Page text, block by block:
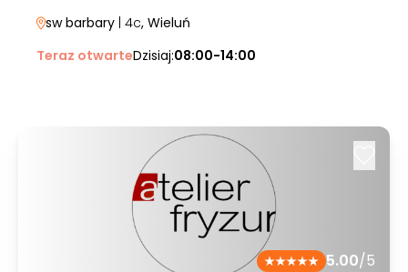
sw barbary | 4c, Wieluń
Teraz otwarteDzisiaj:08:00-14:00
5.00/5